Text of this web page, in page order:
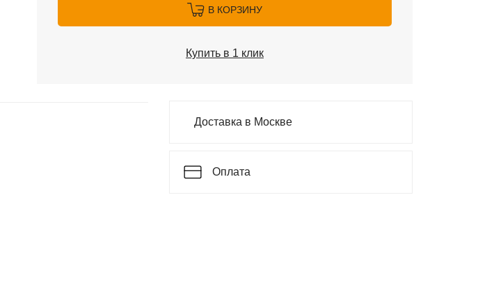
В КОРЗИНУ
Купить в 1 клик
Доставка в Москве
Оплата